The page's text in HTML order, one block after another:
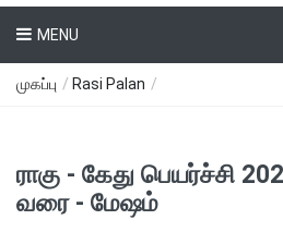
MENU
முகப்பு / Rasi Palan /
ராகு - கேது பெயர்ச்சி
வரை - மேஷம்